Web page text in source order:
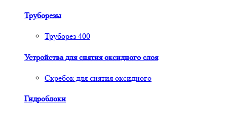
Труборезы
Труборез 400
Устройства для снятия окcидного слоя
Скребок для снятия оксидного
Гидроблоки